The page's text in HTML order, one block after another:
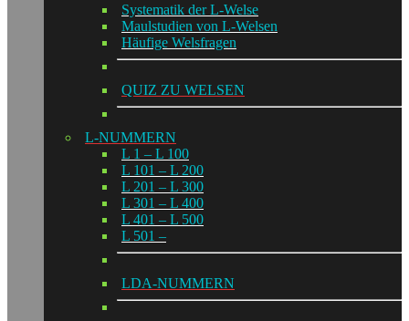
Systematik der L-Welse
Maulstudien von L-Welsen
Häufige Welsfragen
QUIZ ZU WELSEN
L-NUMMERN
L 1 – L 100
L 101 – L 200
L 201 – L 300
L 301 – L 400
L 401 – L 500
L 501 –
LDA-NUMMERN